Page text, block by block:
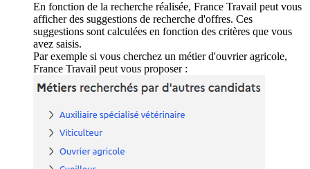
En fonction de la recherche réalisée, France Travail peut vous
afficher des suggestions de recherche d'offres. Ces
suggestions sont calculées en fonction des critères que vous
avez saisis.
Par exemple si vous cherchez un métier d'ouvrier agricole,
France Travail peut vous proposer :